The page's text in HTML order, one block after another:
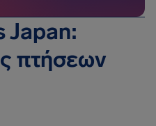
Japan:
πτήσεων